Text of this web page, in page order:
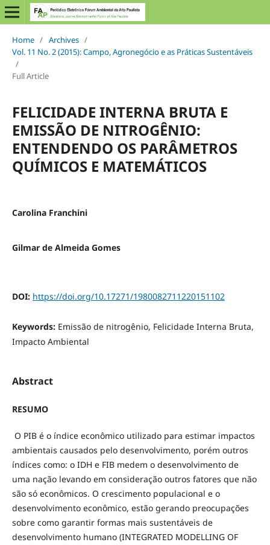
Home / Archives /
Vol. 11 No. 2 (2015): Campo, Agronegócio e as Práticas Sustentáveis
/
Full Article
FELICIDADE INTERNA BRUTA E
EMISSÃO DE NITROGÊNIO:
ENTENDENDO OS PARÂMETROS
QUÍMICOS E MATEMÁTICOS
Carolina Franchini
Gilmar de Almeida Gomes
DOI: https://doi.org/10.17271/1980082711220151102
Keywords: Emissão de nitrogênio, Felicidade Interna Bruta,
Impacto Ambiental
Abstract
RESUMO
O PIB é o índice econômico utilizado para estimar impactos
ambientais causados pelo desenvolvimento, porém outros
índices como: o IDH e FIB medem o desenvolvimento de
uma nação levando em consideração outros fatores que não
são só econômicos. O crescimento populacional e o
desenvolvimento econômico, estão gerando preocupações
sobre como garantir formas mais sustentáveis de
desenvolvimento humano (INTEGRATED MODELLING OF